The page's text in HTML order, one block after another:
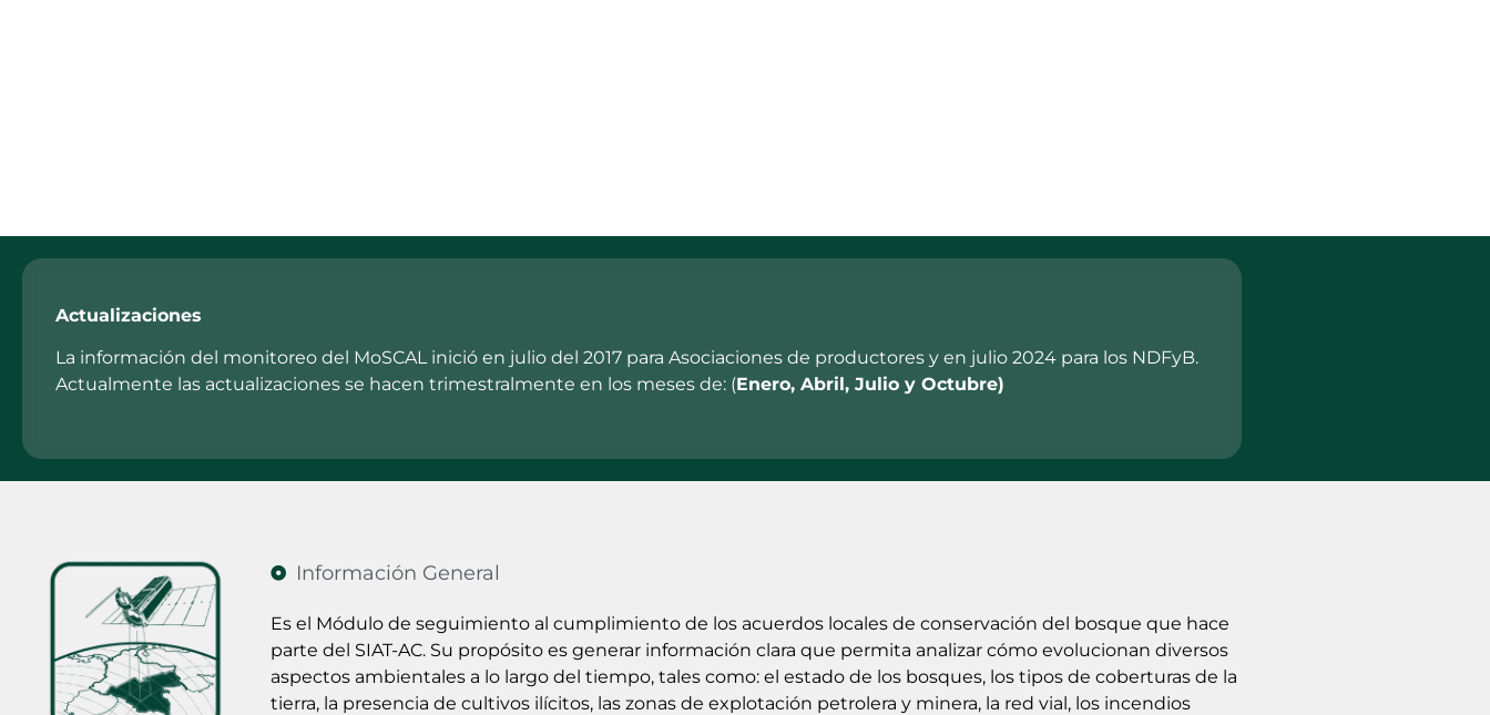
Actualizaciones
La información del monitoreo del MoSCAL inició en julio del 2017 para Asociaciones de productores y en julio 2024 para los NDFyB.
Actualmente las actualizaciones se hacen trimestralmente en los meses de: (Enero, Abril, Julio y Octubre)
Información General
Es el Módulo de seguimiento al cumplimiento de los acuerdos locales de conservación del bosque que hace
parte del SIAT-AC. Su propósito es generar información clara que permita analizar cómo evolucionan diversos
aspectos ambientales a lo largo del tiempo, tales como: el estado de los bosques, los tipos de coberturas de la
tierra, la presencia de cultivos ilícitos, las zonas de explotación petrolera y minera, la red vial, los incendios